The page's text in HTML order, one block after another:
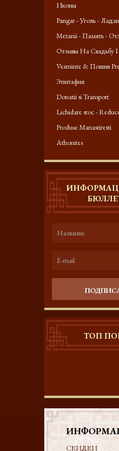
Иконы
Pangar - Уголь -
Metanii - Память -
Отзывы На Свадьбу
Vesminte & Пошив
Эпитафия
Donatii si Transport
Lichidare stoc -
Produse Manastiresti
Athonites
ТОП
СКИДКИ